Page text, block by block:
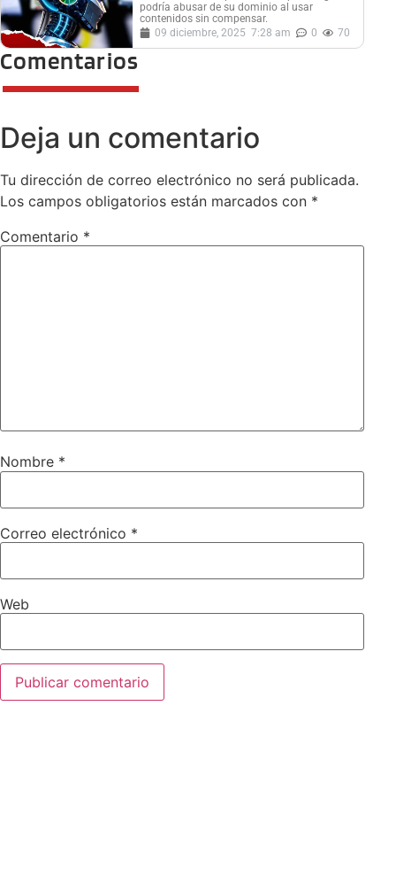
podría abusar de su dominio al usar
contenidos sin compensar.
09 diciembre, 2025 7:28 am 0 70
Comentarios
Deja un comentario
Tu dirección de correo electrónico no será publicada.
Los campos obligatorios están marcados con *
Comentario *
Nombre *
Correo electrónico *
Web